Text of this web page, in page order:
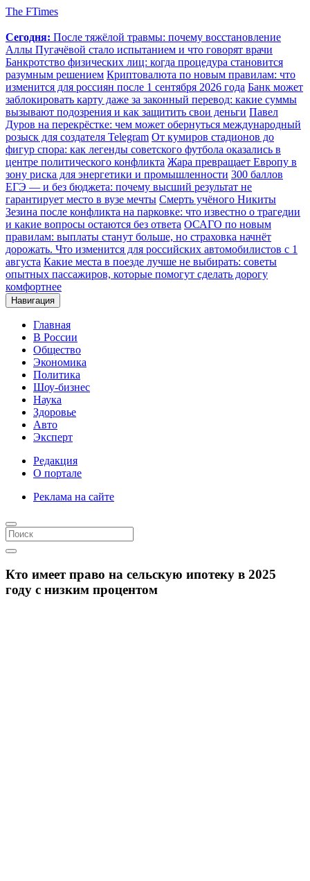
The FTimes
Сегодня: После тяжёлой травмы: почему восстановление
Аллы Пугачёвой стало испытанием и что говорят врачи
Банкротство физических лиц: когда процедура становится
разумным решением Криптовалюта по новым правилам: что
изменится для россиян после 1 сентября 2026 года Банк может
заблокировать карту даже за законный перевод: какие суммы
вызывают подозрения и как защитить свои деньги Павел
Дуров на перекрёстке: чем может обернуться международный
розыск для создателя Telegram От кумиров стадионов до
фигур спора: как легенды советского футбола оказались в
центре политического конфликта Жара превращает Европу в
зону риска для энергетики и промышленности 300 баллов
ЕГЭ — и без бюджета: почему высший результат не
гарантирует место в вузе мечты Смерть учёного Никиты
Зезина после конфликта на парковке: что известно о трагедии
и какие вопросы остаются без ответа ОСАГО по новым
правилам: выплаты станут больше, но страховка начнёт
дорожать. Что изменится для российских автомобилистов с 1
августа Какие места в поезде лучше не выбирать: советы
опытных пассажиров, которые помогут сделать дорогу
комфортнее
Навигация
Главная
В России
Общество
Экономика
Политика
Шоу-бизнес
Наука
Здоровье
Авто
Эксперт
Редакция
О портале
Реклама на сайте
Кто имеет право на сельскую ипотеку в 2025
году с низким процентом